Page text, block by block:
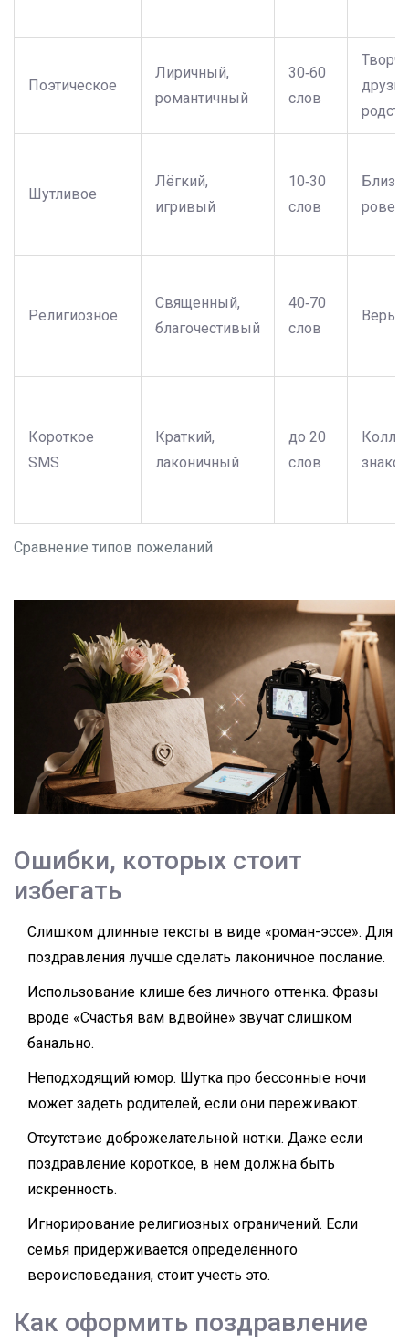
Сравнение типов пожеланий
Поэтическое
Лиричный,
романтичный
30‑60
слов
Шутливое
Лёгкий,
игривый
10‑30
слов
Религиозное
Священный,
благочестивый
40‑70
слов
Веры
Короткое
SMS
Краткий,
лаконичный
до 20
слов
Ошибки, которых стоит
избегать
Слишком длинные тексты в виде «роман-эссе». Для
поздравления лучше сделать лаконичное послание.
Использование клише без личного оттенка. Фразы
вроде «Счастья вам вдвойне» звучат слишком
банально.
Неподходящий юмор. Шутка про бессонные ночи
может задеть родителей, если они переживают.
Отсутствие доброжелательной нотки. Даже если
поздравление короткое, в нем должна быть
искренность.
Игнорирование религиозных ограничений. Если
семья придерживается определённого
вероисповедания, стоит учесть это.
Как оформить поздравление